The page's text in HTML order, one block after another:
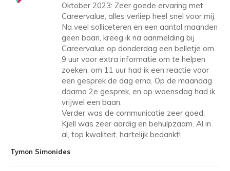
Oktober 2023: Zeer goede ervaring met
Careervalue, alles verliep heel snel voor mij.
Na veel solliceteren en een aantal maanden
geen baan, kreeg ik na aanmelding bij
Careervalue op donderdag een belletje om
9 uur voor extra informatie om te helpen
zoeken, om 11 uur had ik een reactie voor
een gesprek de dag erna. Op de maandag
daarna 2e gesprek, en op woensdag had ik
vrijwel een baan.
Verder was de communicatie zeer goed,
Kjell was zeer aardig en behulpzaam. Al in
al, top kwaliteit, hartelijk bedankt!
Tymon Simonides